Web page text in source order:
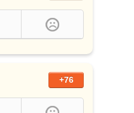
+76